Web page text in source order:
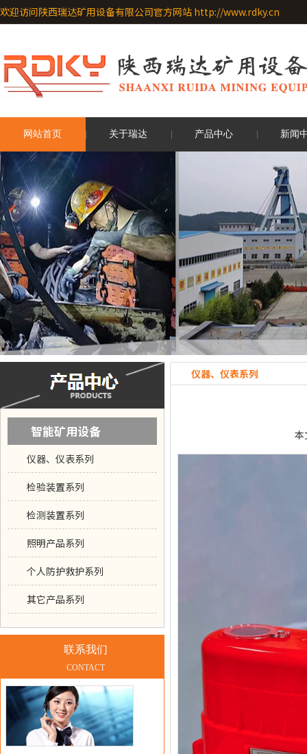
欢迎访问陕西瑞达矿用设备有限公司官方网站 http://www.rdky.cn
网站首页 关于瑞达 产品中心 新闻
仪器、仪表系列
本
智能矿用设备
仪器、仪表系列
检验装置系列
检测装置系列
照明产品系列
个人防护救护系列
其它产品系列
联系我们
CONTACT